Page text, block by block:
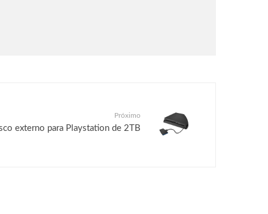
Próximo
externo para Playstation de 2TB